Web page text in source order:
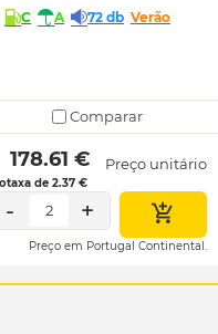
C A 72 db Verão
Comparar
178.61 €
de 2.37 €
Preço unitário
- 2 +
Preço em Portugal Continental.